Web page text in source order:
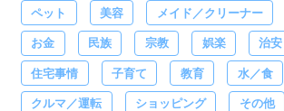
ペット 美容 メイド／クリーナー
お金 民族 宗教 娯楽 治安
住宅事情 子育て 教育 水／食
クルマ／運転 ショッピング その他